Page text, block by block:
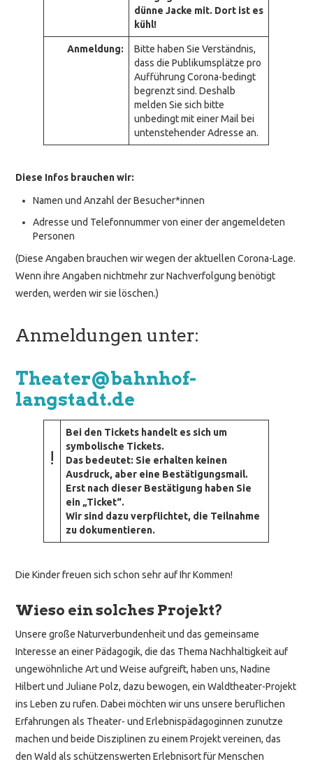
dünne Jacke mit. Dort ist es
kühl!
Anmeldung:
Bitte haben Sie Verständnis,
dass die Publikumsplätze pro
Aufführung Corona-bedingt
begrenzt sind. Deshalb
melden Sie sich bitte
unbedingt mit einer Mail bei
untenstehender Adresse an.
Diese Infos brauchen wir:
Namen und Anzahl der Besucher*innen
Adresse und Telefonnummer von einer der angemeldeten
Personen
(Diese Angaben brauchen wir wegen der aktuellen Corona-Lage.
Wenn ihre Angaben nichtmehr zur Nachverfolgung benötigt
werden, werden wir sie löschen.)
Anmeldungen unter:
Theater@bahnhof-
langstadt.de
!
Bei den Tickets handelt es sich um
symbolische Tickets.
Das bedeutet: Sie erhalten keinen
Ausdruck, aber eine Bestätigungsmail.
Erst nach dieser Bestätigung haben Sie
ein „Ticket“.
Wir sind dazu verpflichtet, die Teilnahme
zu dokumentieren.
Die Kinder freuen sich schon sehr auf Ihr Kommen!
Wieso ein solches Projekt?
Unsere große Naturverbundenheit und das gemeinsame
Interesse an einer Pädagogik, die das Thema Nachhaltigkeit auf
ungewöhnliche Art und Weise aufgreift, haben uns, Nadine
Hilbert und Juliane Polz, dazu bewogen, ein Waldtheater-Projekt
ins Leben zu rufen. Dabei möchten wir uns unsere beruflichen
Erfahrungen als Theater- und Erlebnispädagoginnen zunutze
machen und beide Disziplinen zu einem Projekt vereinen, das
den Wald als schützenswerten Erlebnisort für Menschen